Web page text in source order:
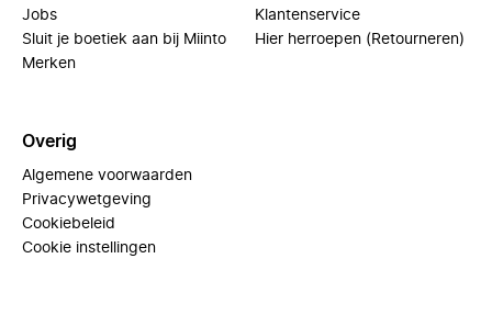
Jobs
Sluit je boetiek aan bij Miinto
Merken
Klantenservice
Hier herroepen (Retourneren)
Overig
Algemene voorwaarden
Privacywetgeving
Cookiebeleid
Cookie instellingen